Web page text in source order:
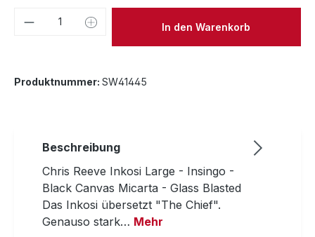
Produkt Anzahl: Gib denIn den Warenkorb
Produktnummer: SW41445
Beschreibung
Chris Reeve Inkosi Large - Insingo -
Black Canvas Micarta - Glass Blasted
Das Inkosi übersetzt "The Chief".
Genauso stark… Mehr